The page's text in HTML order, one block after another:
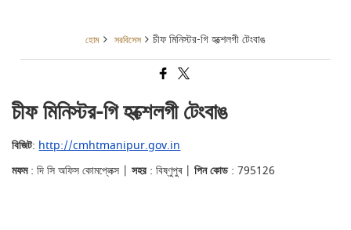
হোম সরবিসেস চীফ মিনিস্টর-গি হক্শেলগী টেংবাঙ
চীফ মিনিস্টর-গি হক্শেলগী টেংবাঙ
বিজিট: http://cmhtmanipur.gov.in
মফম: দি সি অফিস কোমপ্লেক্স |সহর : বিষ্ণুপুৰ |পিন কোড: 795126